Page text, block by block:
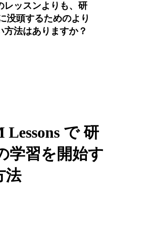
レッスンよりも、研
没頭するためのより
方法はありますか？
Lessons で 研
学習を開始す
法